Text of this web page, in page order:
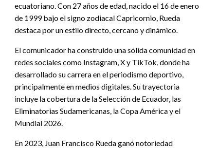
ecuatoriano. Con 27 años de edad, nacido el 16 de enero
de 1999 bajo el signo zodiacal Capricornio, Rueda
destaca por un estilo directo, cercano y dinámico.
El comunicador ha construido una sólida comunidad en
redes sociales como Instagram, X y TikTok, donde ha
desarrollado su carrera en el periodismo deportivo,
principalmente en medios digitales. Su trayectoria
incluye la cobertura de la Selección de Ecuador, las
Eliminatorias Sudamericanas, la Copa América y el
Mundial 2026.
En 2023, Juan Francisco Rueda ganó notoriedad